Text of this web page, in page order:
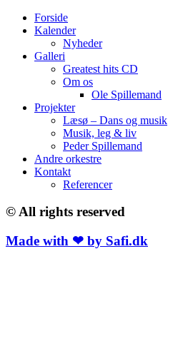
Forside
Kalender
Nyheder
Galleri
Greatest hits CD
Om os
Ole Spillemand
Projekter
Læsø – Dans og musik
Musik, leg & liv
Peder Spillemand
Andre orkestre
Kontakt
Referencer
© All rights reserved
Made with ❤ by Safi.dk